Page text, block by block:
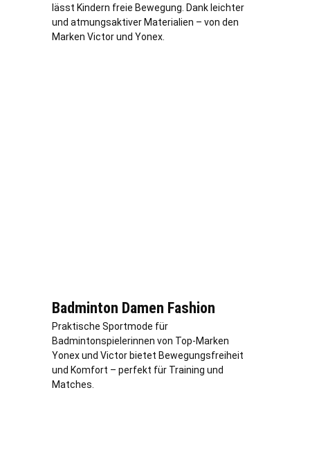
lässt Kindern freie Bewegung. Dank leichter
und atmungsaktiver Materialien – von den
Marken Victor und Yonex.
Badminton Damen Fashion
Praktische Sportmode für
Badmintonspielerinnen von Top-Marken
Yonex und Victor bietet Bewegungsfreiheit
und Komfort – perfekt für Training und
Matches.